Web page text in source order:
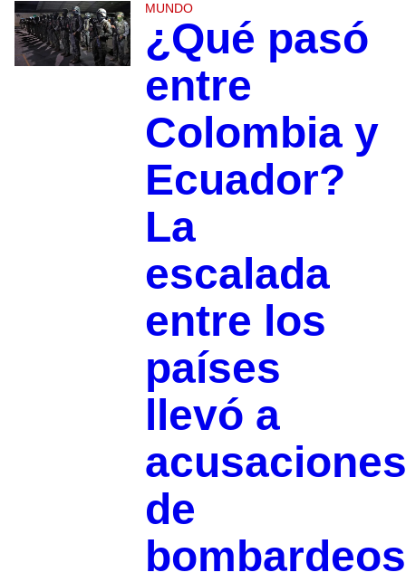
MUNDO
¿Qué pasó
entre
Colombia y
Ecuador?
La
escalada
entre los
países
llevó a
acusaciones
de
bombardeos